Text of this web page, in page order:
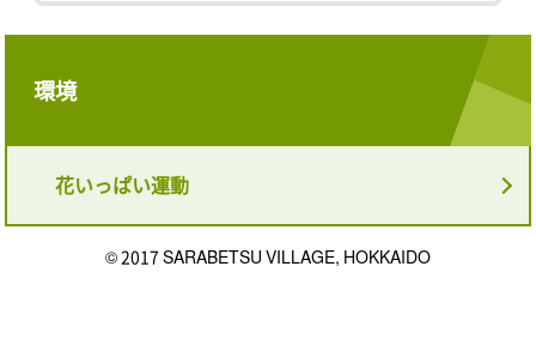
環境
花いっぱい運動
© 2017 SARABETSU VILLAGE, HOKKAIDO